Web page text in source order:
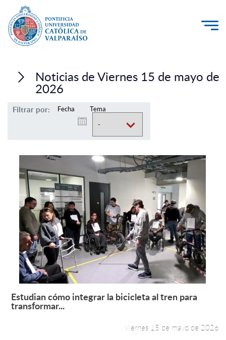
Investigación, Creación e Innovación
Vinculación con el Medio
Admisión
Pregrado
Postgrado
Formación Continua
Estudiantes
Académicos
Funcionarios
Alumni
Noticias de Viernes 15 de mayo de
2026
Filtrar por: Fecha Tema
Leer más +
Estudian cómo integrar la bicicleta al tren para
transformar...
Viernes 15 de mayo de 2026